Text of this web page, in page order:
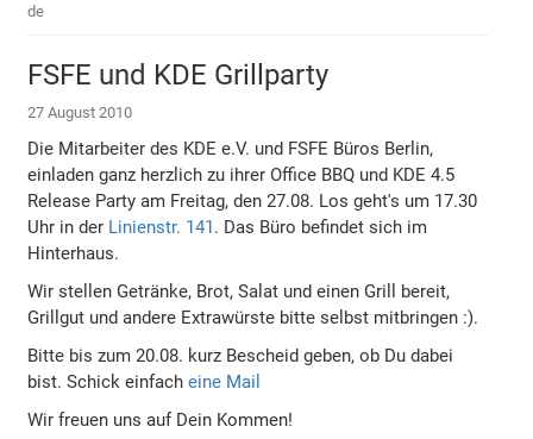
de
FSFE und KDE Grillparty
27 August 2010
Die Mitarbeiter des KDE e.V. und FSFE Büros Berlin,
einladen ganz herzlich zu ihrer Office BBQ und KDE 4.5
Release Party am Freitag, den 27.08. Los geht's um 17.30
Uhr in der Linienstr. 141. Das Büro befindet sich im
Hinterhaus.
Wir stellen Getränke, Brot, Salat und einen Grill bereit,
Grillgut und andere Extrawürste bitte selbst mitbringen :).
Bitte bis zum 20.08. kurz Bescheid geben, ob Du dabei
bist. Schick einfacheine Mail
Wir freuen uns auf Dein Kommen!